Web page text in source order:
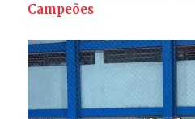
Campeões